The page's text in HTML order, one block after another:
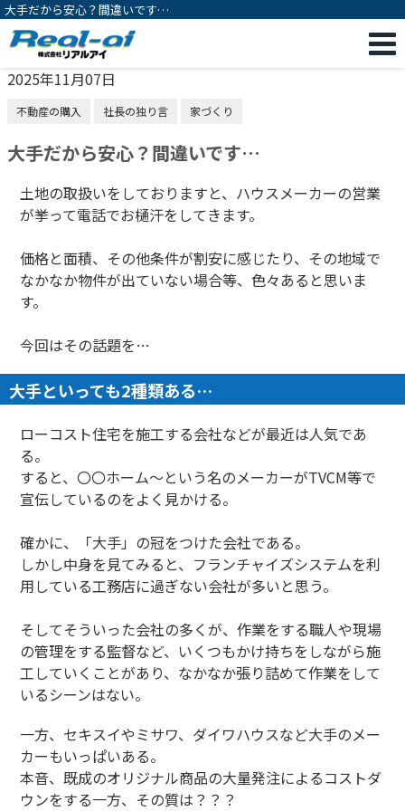
大手だから安心？間違いです…
2025年11月07日
不動産の購入 社長の独り言 家づくり
大手だから安心？間違いです…
土地の取扱いをしておりますと、ハウスメーカーの営業
が挙って電話でお樋汗をしてきます。
価格と面積、その他条件が割安に感じたり、その地域で
なかなか物件が出ていない場合等、色々あると思いま
す。
今回はその話題を…
大手といっても2種類ある…
ローコスト住宅を施工する会社などが最近は人気であ
る。
すると、〇〇ホーム～という名のメーカーがTVCM等で
宣伝しているのをよく見かける。
確かに、「大手」の冠をつけた会社である。
しかし中身を見てみると、フランチャイズシステムを利
用している工務店に過ぎない会社が多いと思う。
そしてそういった会社の多くが、作業をする職人や現場
の管理をする監督など、いくつもかけ持ちをしながら施
工していくことがあり、なかなか張り詰めて作業をして
いるシーンはない。
一方、セキスイやミサワ、ダイワハウスなど大手のメー
カーもいっぱいある。
本音、既成のオリジナル商品の大量発注によるコストダ
ウンをする一方、その質は？？？